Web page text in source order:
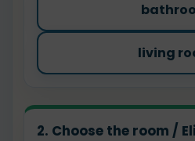
living
2. Choose the room /